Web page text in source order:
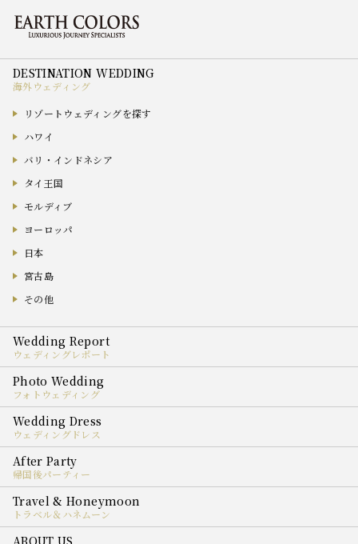
海外ウェディング
リゾートウェディングを探す
ハワイ
バリ・インドネシア
タイ王国
モルディブ
ヨーロッパ
日本
宮古島
その他
ウェディングレポート
フォトウェディング
ウェディングドレス
帰国後パーティー
トラベル＆ハネムーン